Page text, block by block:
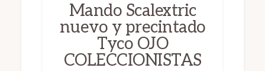
Mando Scalextric
nuevo y precintado
Tyco OJO
COLECCIONISTAS